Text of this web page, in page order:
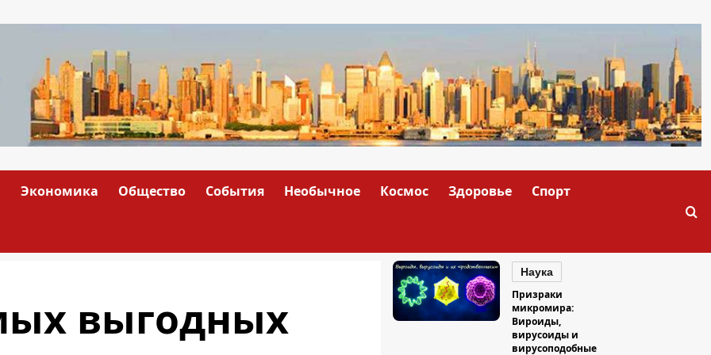
Экономика Общество События Необычное Космос Здоровье Спорт
выгодных
Наука
Призраки
микромира:
Вироиды,
вирусоиды и
вирусоподобные